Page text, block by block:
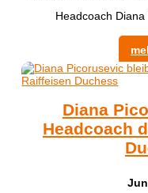
Headcoach Diana
Diana
Headcoach